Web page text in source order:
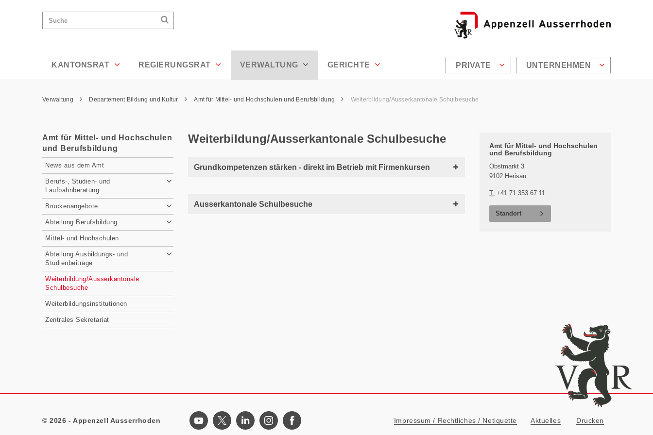
Suchen
KANTONSRAT
REGIERUNGSRAT VERWALTUNG GERICHTE PRIVATE UNTERNEHMEN
Inhalt
Pfadnavigation
Verwaltung Departement Bildung und Kultur Amt für Mittel- und Hochschulen und Berufsbildung Weiterbildung/Ausserkantonale Schulbesuche
Amt für Mittel- und Hochschulen
und Berufsbildung
Subnavigation
News aus dem Amt
Berufs-, Studien- und
Laufbahnberatung
Brückenangebote
Abteilung Berufsbildung
Mittel- und Hochschulen
Abteilung Ausbildungs- und
Studienbeiträge
Weiterbildung/Ausserkantonale
Schulbesuche
Weiterbildungsinstitutionen
Zentrales Sekretariat
Weiterbildung/Ausserkantonale Schulbesuche
Grundkompetenzen stärken - direkt im Betrieb mit Firmenkursen
Ausserkantonale Schulbesuche
Amt für Mittel- und Hochschulen
und Berufsbildung
Obstmarkt 3
9102 Herisau
T: +41 71 353 67 11
Standort
Footer
© 2026 - Appenzell Ausserrhoden Metanavigationn
Impressum / Rechtliches / Netiquette Aktuelles Drucken